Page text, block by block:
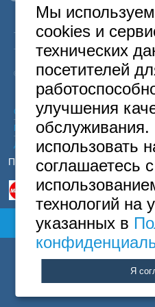
Москва
Бесплатный
418-22-
8 800 222-58-
© 2015 Hostels of Moscow. Все права
Согласие на обработку
Политика конфиденциальности
Договор оферты
Принимаем к оплате
Мы
cookies и
технических
посетителей
улучшения
использовать
соглашаетесь с
технологий на
указанных в
Я
Полная
+7 (495) 646-74-40
Петербург
Полная версия сайта